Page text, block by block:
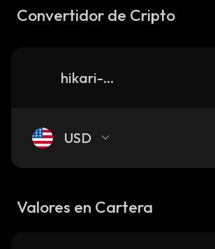
Convertidor de Cripto
hikari-protocol
USD
Valores en Cartera